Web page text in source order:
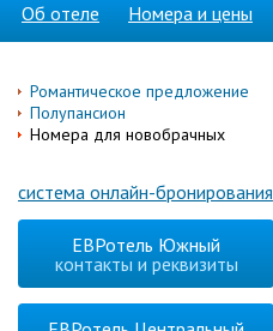
Об отеле Номера и цены
Романтическое предложение
Полупансион
Номера для новобрачных
система онлайн-бронирования
ЕВРотель Южный
контакты и реквизиты